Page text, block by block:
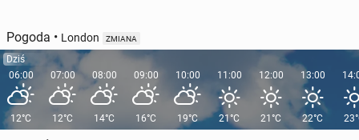
Pogoda • London ZMIANA
Dziś
06:00
12°C
07:00
12°C
08:00
14°C
09:00
16°C
10:00
19°C
11:00
21°C
12:00
21°C
13:00
22°C